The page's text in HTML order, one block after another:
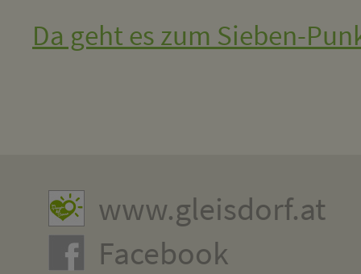
Da geht es zum Sieben-
www.gleisdorf.at
Facebook